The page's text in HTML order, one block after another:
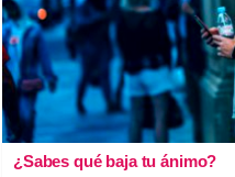
¿Sabes qué baja tu ánimo?